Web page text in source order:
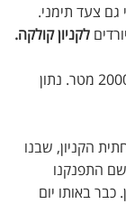
גם צעד תימני.
לקניון קולקה.
הינו הקניון העמוק בעולם, ועומקו 2000 מטר. נתון
הקניון, שבנו
שם התפנקנו
באותו יום